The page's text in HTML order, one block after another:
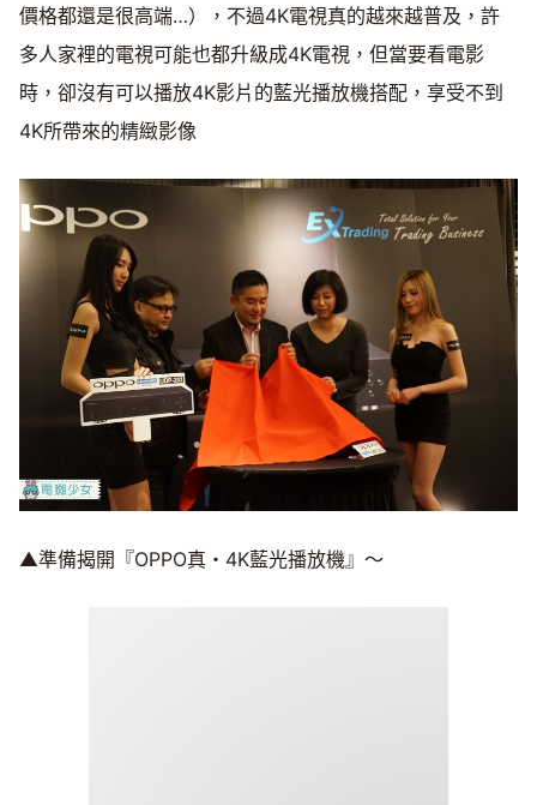
價格都還是很高端…），不過4K電視真的越來越普及，許
多人家裡的電視可能也都升級成4K電視，但當要看電影
時，卻沒有可以播放4K影片的藍光播放機搭配，享受不到
4K所帶來的精緻影像
▲準備揭開『OPPO真・4K藍光播放機』～